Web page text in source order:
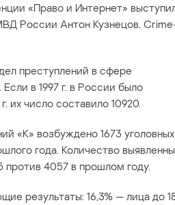
«Право и Интернет»
России Антон Кузнецов.
преступлений в сфере
в 1997 г. в России было
их число составило 10920.
«К» возбуждено 1673 уголовных
года. Количество
против 4057 в прошлом году.
результаты: 16,3% — лица до